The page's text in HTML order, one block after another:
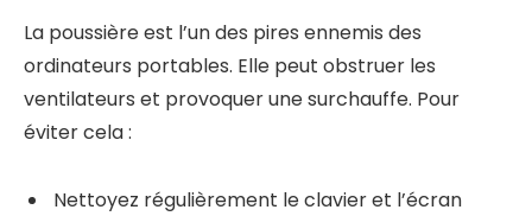
La poussière est l’un des pires ennemis des
ordinateurs portables. Elle peut obstruer les
ventilateurs et provoquer une surchauffe. Pour
éviter cela :
Nettoyez régulièrement le clavier et l’écran